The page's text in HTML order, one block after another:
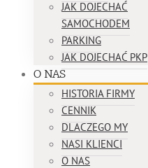
JAK DOJECHAĆ
SAMOCHODEM
PARKING
JAK DOJECHAĆ PKP
O NAS
HISTORIA FIRMY
CENNIK
DLACZEGO MY
NASI KLIENCI
O NAS